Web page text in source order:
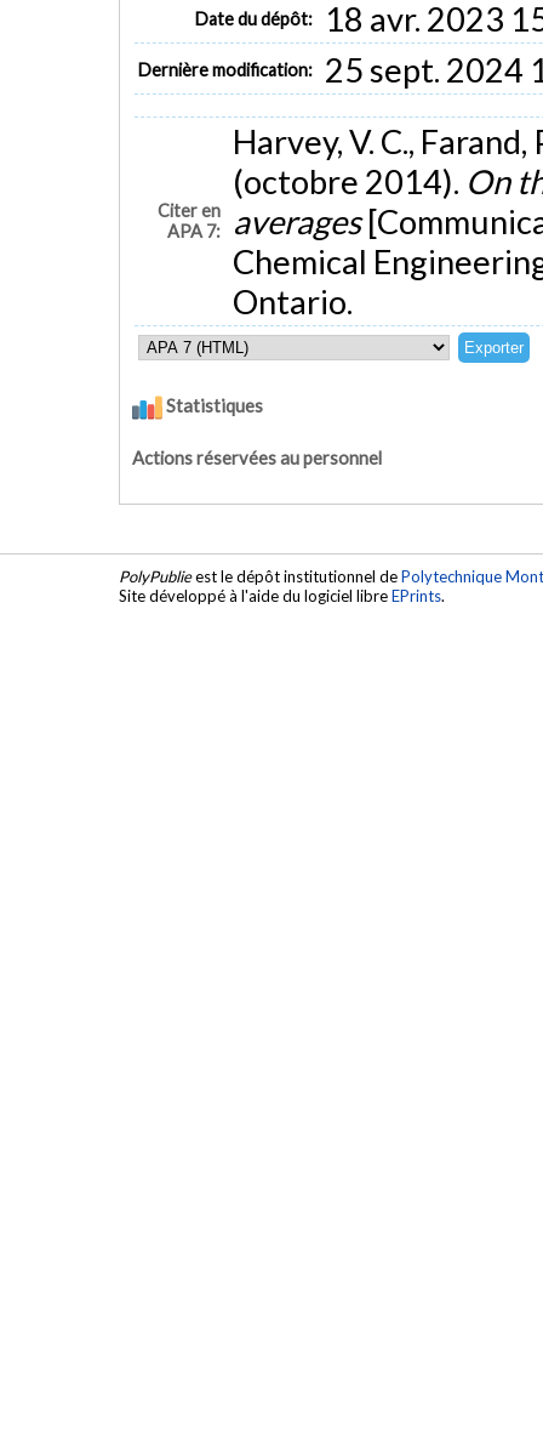
Date du dépôt: 18 avr. 2023
Dernière modification: 25 sept. 2024
Citer en
APA 7:
Harvey, V. C., Farand,
(octobre 2014). On
averages
Chemical
Ontario.
Statistiques
Actions réservées au personnel
PolyPublieest le dépôt institutionnel dePolytechnique
Site développé à l'aide du logiciel libreEPrints.